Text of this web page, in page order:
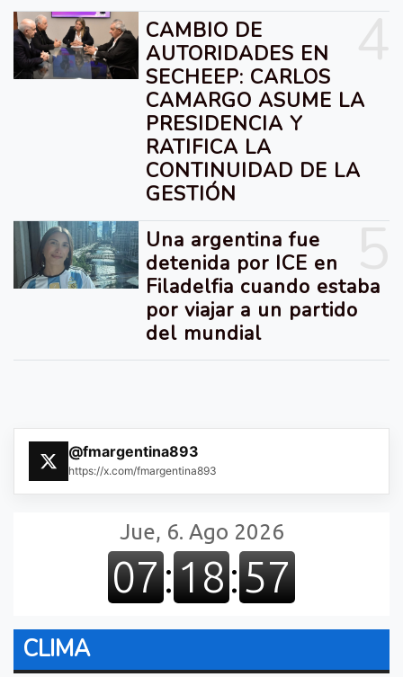
CAMBIO DE
AUTORIDADES EN
SECHEEP: CARLOS
CAMARGO ASUME LA
PRESIDENCIA Y
RATIFICA LA
CONTINUIDAD DE LA
GESTIÓN
Una argentina fue
detenida por ICE en
Filadelfia cuando estaba
por viajar a un partido
del mundial
@fmargentina893
https://x.com/fmargentina893
CLIMA